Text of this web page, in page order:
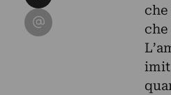
che
Condividi su Email